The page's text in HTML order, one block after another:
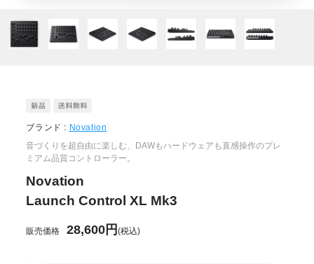
ブランド : Novation
音づくりを超自由に楽しむ、DAWもハードウェアも直感操作のプレ
ミアム品質コントローラー。
Novation
Launch Control XL Mk3
販売価格 28,600円(税込)